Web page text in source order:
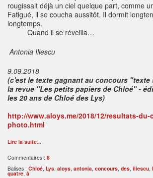
rougissait déjà un ciel quelque part, comme
Fatigué, il se coucha aussitôt. Il dormit
longtemps.
Quand il se réveilla…
Antonia Iliescu
9.09.2018
(c'est le texte gagnant au concours
la revue "Les petits papiers de Chloé" -
les 20 ans de Chloé des Lys)
http://www.aloys.me/2018/12/resultats-
photo.html
Lire la suite...
Commentaires : 8
Balises : Chloé, Lys, aloys, antonia, concours, des, iliescu,
quatre, à